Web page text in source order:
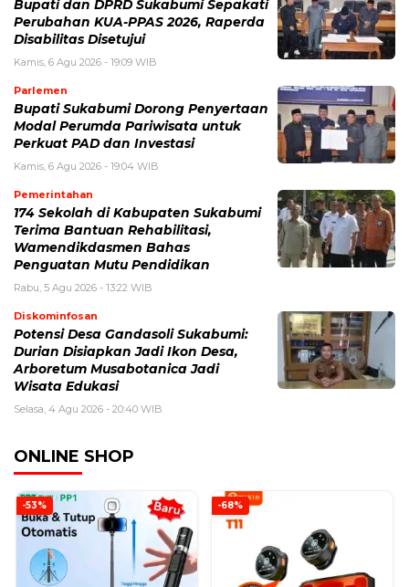
Bupati dan DPRD Sukabumi Sepakati
Perubahan KUA-PPAS 2026, Raperda
Disabilitas Disetujui
Kamis, 6 Agu 2026 - 19:09 WIB
Parlemen
Bupati Sukabumi Dorong Penyertaan
Modal Perumda Pariwisata untuk
Perkuat PAD dan Investasi
Kamis, 6 Agu 2026 - 19:04 WIB
Pemerintahan
174 Sekolah di Kabupaten Sukabumi
Terima Bantuan Rehabilitasi,
Wamendikdasmen Bahas
Penguatan Mutu Pendidikan
Rabu, 5 Agu 2026 - 13:22 WIB
Diskominfosan
Potensi Desa Gandasoli Sukabumi:
Durian Disiapkan Jadi Ikon Desa,
Arboretum Musabotanica Jadi
Wisata Edukasi
Selasa, 4 Agu 2026 - 20:40 WIB
ONLINE SHOP
-53% -68%